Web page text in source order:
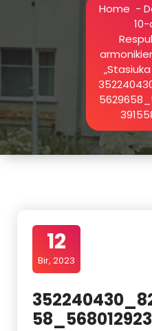
Home -
12
Bir, 2023